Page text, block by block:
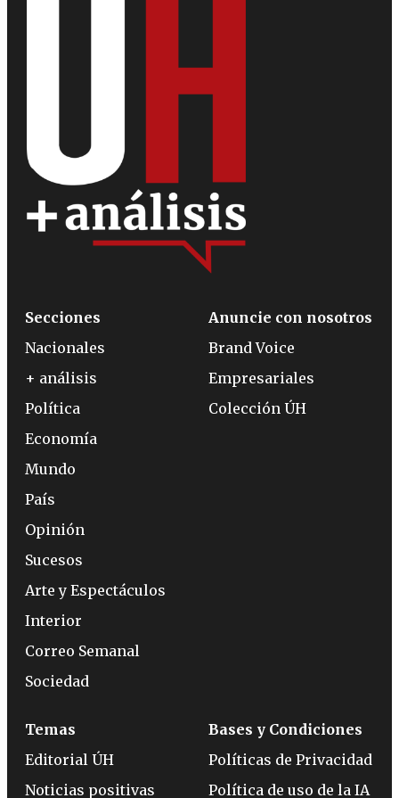
Secciones
Nacionales
+ análisis
Política
Economía
Mundo
País
Opinión
Sucesos
Arte y Espectáculos
Interior
Correo Semanal
Sociedad
Anuncie con nosotros
Brand Voice
Empresariales
Colección ÚH
Temas
Editorial ÚH
Noticias positivas
Bases y Condiciones
Políticas de Privacidad
Política de uso de la IA